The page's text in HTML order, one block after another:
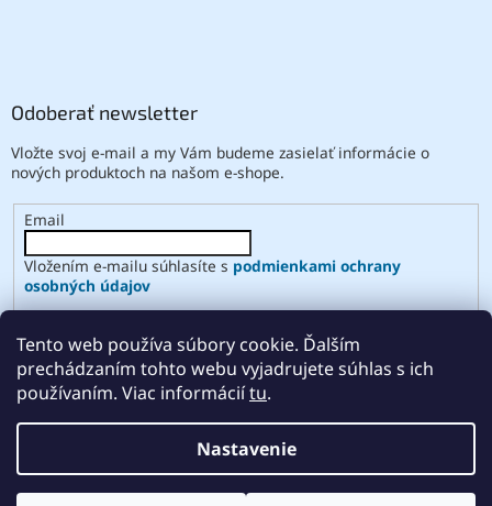
Tento web používa súbory cookie. Ďalším
prechádzaním tohto webu vyjadrujete súhlas s ich
používaním. Viac informáciítu.
Nastavenie
Odoberať newsletter
Vložte svoj e-mail a my Vám budeme zasielať informácie o
nových produktoch na našom e-shope.
Email
Vložením e-mailu súhlasíte s podmienkami ochrany
osobných údajov
PRIHLÁSIŤ SA
. Všetky práva vyhradené.